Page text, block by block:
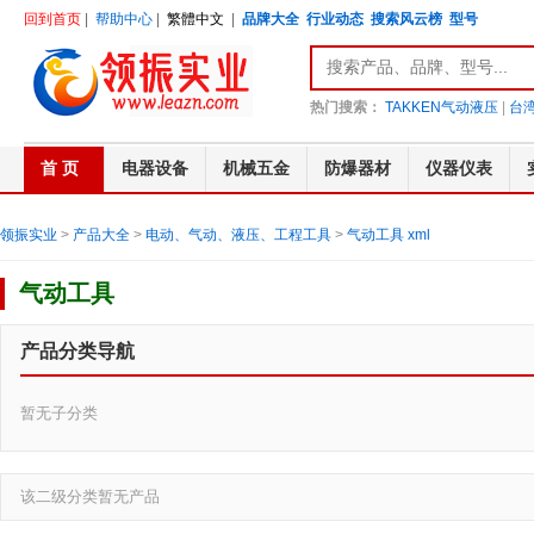
回到首页 帮助中心 繁體中文 品牌大全 行业动态 搜索风云榜 型号
热门搜索： TAKKEN气动液压 台
首 页 电器设备 机械五金 防爆器材 仪器仪表
领振实业 > 产品大全 > 电动、气动、液压、工程工具 > 气动工具 xml
气动工具
产品分类导航
暂无子分类
该二级分类暂无产品